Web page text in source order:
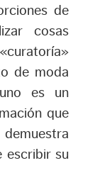
de
cosas
de moda
es un
que
escribir su